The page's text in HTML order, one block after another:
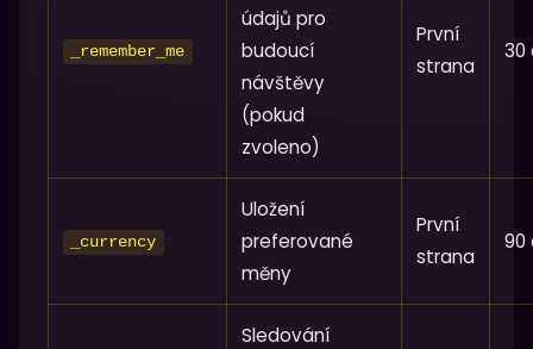
_remember_me
údajů pro
budoucí
návštěvy
(pokud
zvoleno)
První
strana
30
_currency
Uložení
preferované
měny
První
strana
90
Sledování